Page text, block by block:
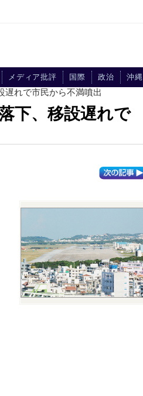
メディア批評 国際 政治 沖縄
遅れで市民から不満噴出
下、移設遅れで